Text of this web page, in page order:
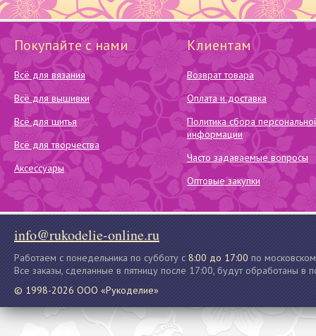
Покупайте с нами
Всё для вязания
Всё для вышивки
Всё для шитья
Всё для творчества
Аксессуары
Клиентам
Возврат товара
Оплата и доставка
Политика сбора
информации
Часто задаваемые вопросы
Оптовые закупки
info@rukodelie-online.ru
Работаем с понедельника по субботу с 8:00 до 17:00 по
Все заказы, сделанные в пятницу после 17:00, будут обработаны в
© 1998-2026 ООО «Рукоделие»